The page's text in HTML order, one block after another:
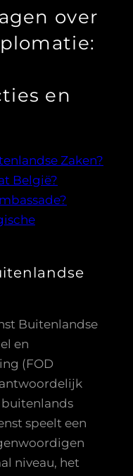
over
en
Zaken?
België?
Buitenlandse
en
(FOD
speelt een
niveau, het